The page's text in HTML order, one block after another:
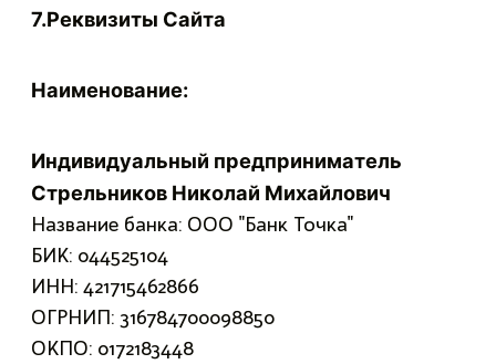
7.Реквизиты Сайта
Наименование:
Индивидуальный предприниматель
Стрельников Николай Михайлович
Название банка: ООО "Банк Точка"
БИК: 044525104
ИНН: 421715462866
ОГРНИП: 316784700098850
ОКПО: 0172183448